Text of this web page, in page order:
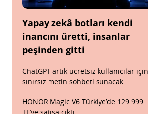
Yapay zekâ botları kendi
inancını üretti, insanlar
peşinden gitti
ChatGPT artık ücretsiz kullanıcılar için
sınırsız metin sohbeti sunacak
HONOR Magic V6 Türkiye’de 129.999
TL’ye satışa çıktı